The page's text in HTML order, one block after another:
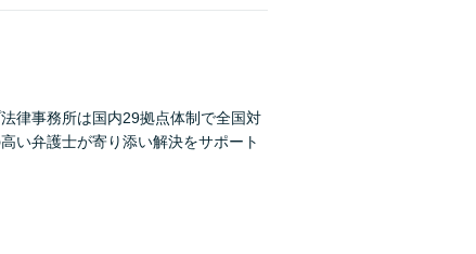
律事務所は国内29拠点体制で全国対
い弁護士が寄り添い解決をサポート